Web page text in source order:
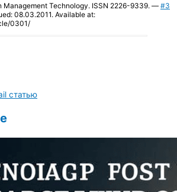
Management Technology. ISSN 2226-9339. — #3
08.03.2011. Available at:
0301/
статью